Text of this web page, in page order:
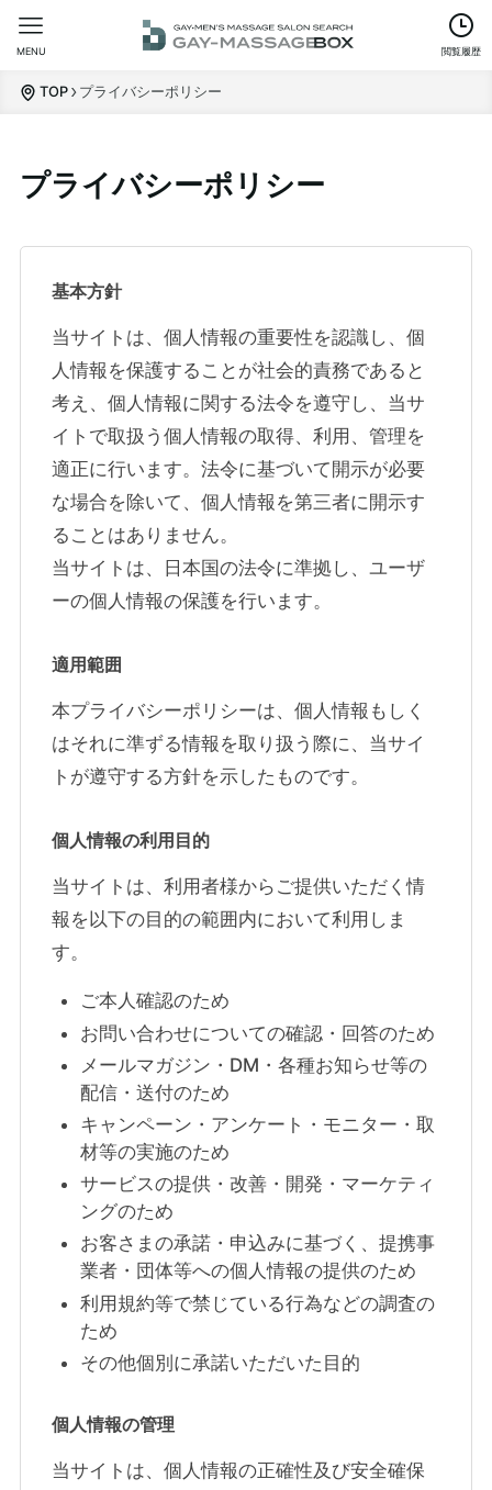
閲覧履歴
MENU
TOP プライバシーポリシー
プライバシーポリシー
基本方針
当サイトは、個人情報の重要性を認識し、個
人情報を保護することが社会的責務であると
考え、個人情報に関する法令を遵守し、当サ
イトで取扱う個人情報の取得、利用、管理を
適正に行います。法令に基づいて開示が必要
な場合を除いて、個人情報を第三者に開示す
ることはありません。
当サイトは、日本国の法令に準拠し、ユーザ
ーの個人情報の保護を行います。
適用範囲
本プライバシーポリシーは、個人情報もしく
はそれに準ずる情報を取り扱う際に、当サイ
トが遵守する方針を示したものです。
個人情報の利用目的
当サイトは、利用者様からご提供いただく情
報を以下の目的の範囲内において利用しま
す。
ご本人確認のため
お問い合わせについての確認・回答のため
メールマガジン・DM・各種お知らせ等の
配信・送付のため
キャンペーン・アンケート・モニター・取
材等の実施のため
サービスの提供・改善・開発・マーケティ
ングのため
お客さまの承諾・申込みに基づく、提携事
業者・団体等への個人情報の提供のため
利用規約等で禁じている行為などの調査の
ため
その他個別に承諾いただいた目的
個人情報の管理
当サイトは、個人情報の正確性及び安全確保